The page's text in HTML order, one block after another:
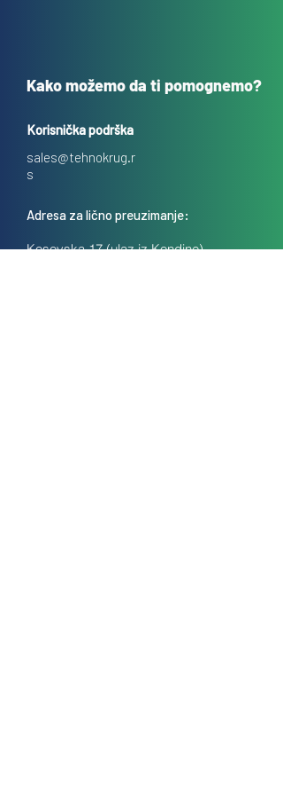
Kako možemo da ti pomognemo?
Korisnička podrška
sales@tehnokrug.r
s
Adresa za lično preuzimanje:
Kosovska 17 (ulaz iz Kondine),